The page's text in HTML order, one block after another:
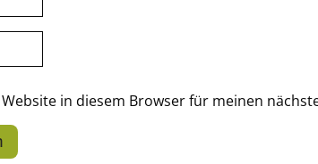
Website in diesem Browser für meinen